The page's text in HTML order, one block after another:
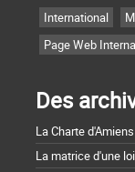
International
Page Web
Des
La Charte
La matrice d'une